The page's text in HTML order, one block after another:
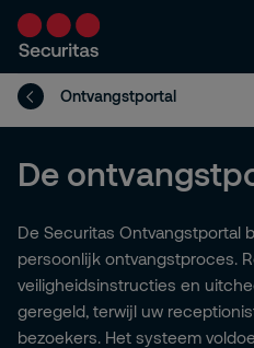
Ontvangstportal
De
De Securitas Ontvangstportal
persoonlijk ontvangstproces.
veiligheidsinstructies en
geregeld, terwijl uw
bezoekers. Het systeem